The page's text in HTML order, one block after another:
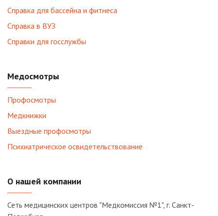
Справка для бассейна и фитнеса
Справка в ВУЗ
Справки для госслужбы
Медосмотры
Профосмотры
Медкнижки
Выездные профосмотры
Психиатрическое освидетельствование
О нашей компании
Сеть медицинских центров "Медкомиссия №1", г. Санкт-